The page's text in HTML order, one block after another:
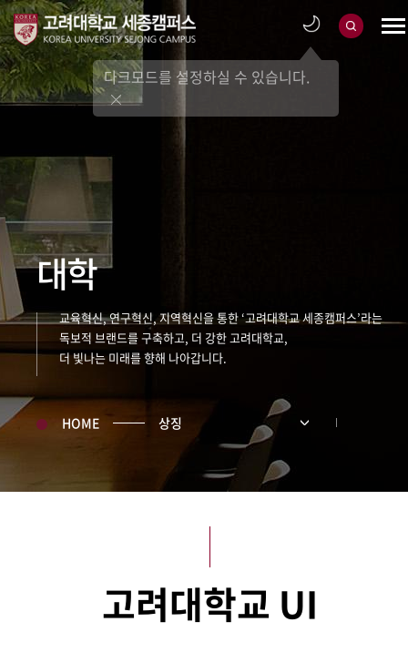
다크모드를 설정하실 수 있습니다.
대학
교육혁신, 연구혁신, 지역혁신을 통한 ‘고려대학교 세종캠퍼스’라는
독보적 브랜드를 구축하고, 더 강한 고려대학교,
더 빛나는 미래를 향해 나아갑니다.
HOME 상징
고려대학교 UI